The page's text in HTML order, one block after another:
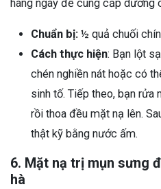
hàng ngày để cung cấp dưỡng
Chuẩn bị: ½ quả chuối
Cách thực hiện: Bạn lột
chén nghiền nát hoặc có
sinh tố. Tiếp theo, bạn
rồi thoa đều mặt nạ lên.
thật kỹ bằng nước ấm.
6. Mặt nạ trị mụn sưng
hà